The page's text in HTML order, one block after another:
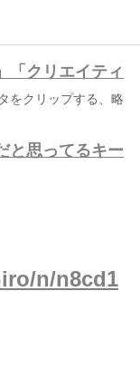
「クリエイティ
をクリップする、略
と思ってるキー
n/n8cd1